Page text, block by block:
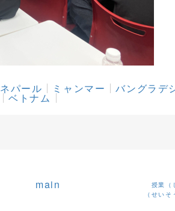
ネパール ミャンマー バングラデ
ベトナム
main
授業（
（せい